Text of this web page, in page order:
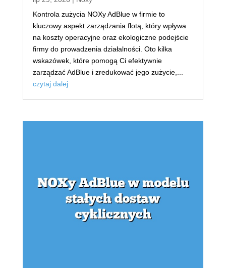
Kontrola zużycia NOXy AdBlue w firmie to
kluczowy aspekt zarządzania flotą, który wpływa
na koszty operacyjne oraz ekologiczne podejście
firmy do prowadzenia działalności. Oto kilka
wskazówek, które pomogą Ci efektywnie
zarządzać AdBlue i zredukować jego zużycie,...
czytaj dalej